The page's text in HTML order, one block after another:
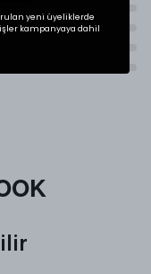
yeni üyeliklerde
kampanyaya dahil